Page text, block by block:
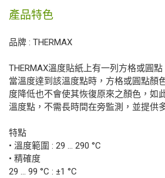
產品特色
品牌 : THERMAX
THERMAX溫度貼紙上有一列方格或圓
當溫度達到該溫度點時，方格或圓點顏
度降低也不會使其恢復原來之顏色，如
溫度點，不需長時間在旁監測，並提供
特點
• 溫度範圍 : 29 ... 290 °C
• 精確度
29 ... 99 °C : ±1 °C